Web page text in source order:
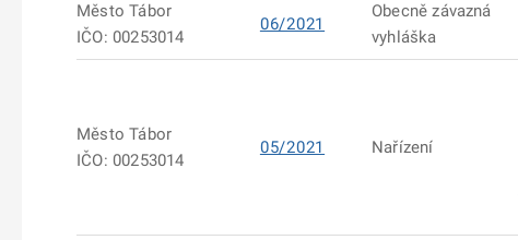
Město Tábor
IČO: 00253014
06/2021
Obecně závazná
vyhláška
Město Tábor
IČO: 00253014
05/2021 Nařízení